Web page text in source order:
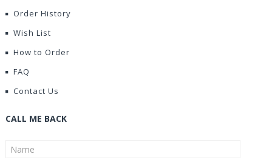
Order History
Wish List
How to Order
FAQ
Contact Us
CALL ME BACK